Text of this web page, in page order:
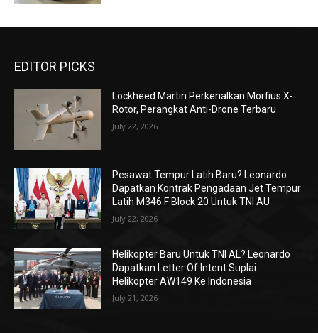
EDITOR PICKS
Lockheed Martin Perkenalkan Morfius X-
Rotor, Perangkat Anti-Drone Terbaru
July 22, 2026
Pesawat Tempur Latih Baru? Leonardo
Dapatkan Kontrak Pengadaan Jet Tempur
Latih M346 F Block 20 Untuk TNI AU
July 22, 2026
Helikopter Baru Untuk TNI AL? Leonardo
Dapatkan Letter Of Intent Suplai
Helikopter AW149 Ke Indonesia
July 21, 2026